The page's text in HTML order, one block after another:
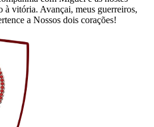
à vitória. Avançai, meus guerreiros,
a Nossos dois corações!